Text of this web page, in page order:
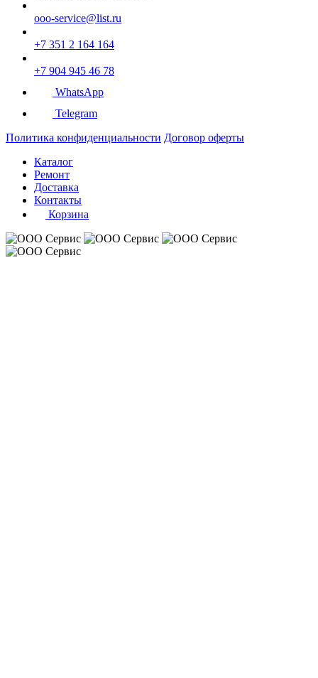
ooo-service@list.ru
+7 351 2 164 164
+7 904 945 46 78
WhatsApp
Telegram
Политика конфиденциальности Договор оферты
Каталог
Ремонт
Доставка
Контакты
Корзина